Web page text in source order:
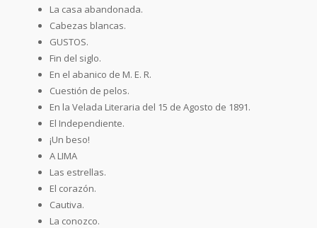
La casa abandonada.
Cabezas blancas.
GUSTOS.
Fin del siglo.
En el abanico de M. E. R.
Cuestión de pelos.
En la Velada Literaria del 15 de Agosto de 1891.
El Independiente.
¡Un beso!
A LIMA
Las estrellas.
El corazón.
Cautiva.
La conozco.